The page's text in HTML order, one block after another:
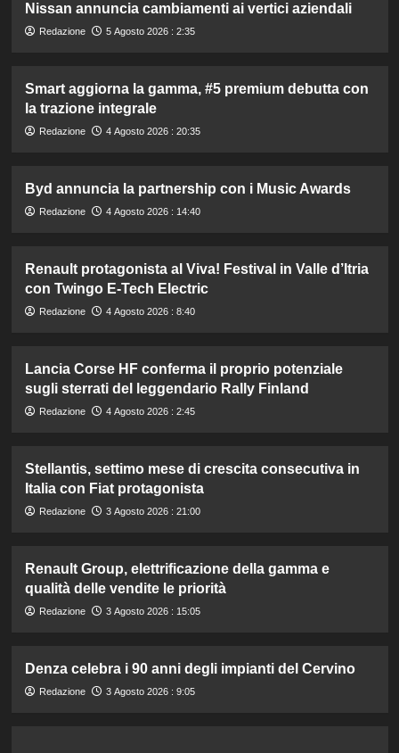
Nissan annuncia cambiamenti ai vertici aziendali
Redazione 5 Agosto 2026 : 2:35
Smart aggiorna la gamma, #5 premium debutta con
la trazione integrale
Redazione 4 Agosto 2026 : 20:35
Byd annuncia la partnership con i Music Awards
Redazione 4 Agosto 2026 : 14:40
Renault protagonista al Viva! Festival in Valle d’Itria
con Twingo E-Tech Electric
Redazione 4 Agosto 2026 : 8:40
Lancia Corse HF conferma il proprio potenziale
sugli sterrati del leggendario Rally Finland
Redazione 4 Agosto 2026 : 2:45
Stellantis, settimo mese di crescita consecutiva in
Italia con Fiat protagonista
Redazione 3 Agosto 2026 : 21:00
Renault Group, elettrificazione della gamma e
qualità delle vendite le priorità
Redazione 3 Agosto 2026 : 15:05
Denza celebra i 90 anni degli impianti del Cervino
Redazione 3 Agosto 2026 : 9:05